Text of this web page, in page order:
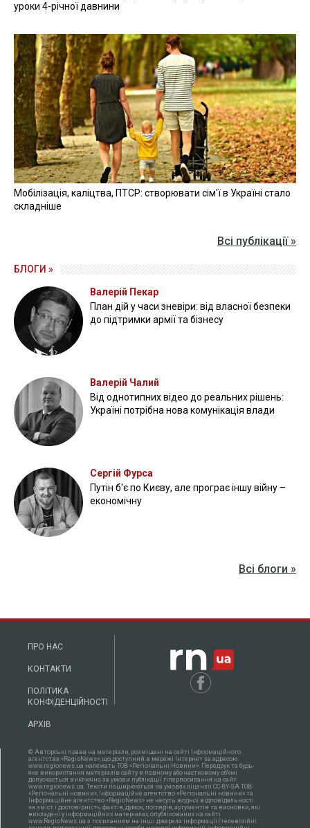
уроки 4-річної давнини
Мобілізація, каліцтва, ПТСР: створювати сім'ї в Україні стало
складніше
Всі публікації »
БЛОГИ »
Валерій Пекар
План дій у часи зневіри: від власної безпеки
до підтримки армії та бізнесу
Валерій Чалий
Від однотипних відео до реальних рішень:
Україні потрібна нова комунікація влади
Сергій Фурса
Путін б'є по Києву, але програє іншу війну –
економічну
Всі блоги »
ПРО НАС
КОНТАКТИ
ПОЛІТИКА
КОНФІДЕНЦІЙНОСТІ
АРХІВ
© Авторські права на матеріали, розміщені на сайті Інформаційного
агентства «RegioNews», що доступний в мережі Інтернет за адресою:
www.regionews.ua належать ТОВ «Регіональні Новини». Передрук та будь-
яке використання матеріалів сайту в повному або частковому об'ємі
допускається виключно за умови публікації гіперпосилання на сайт
www.regionews.ua. Тексти поширюються нa умовах ліцензії CC-BY-SA ТОВ
«Регіональні новини», Інформаційне агентство «Регіональні новини» та
Інформаційне агентство «RegioNews» не несуть жодної відповідальності
за зміст і достовірність фактів, думок, поглядів, аргументів та висновки, які
викладені у інформаційних матеріалах, опублікованих на сайті
www.RegioNews.ua з посиланням на інші джерела інформації (телевізійні